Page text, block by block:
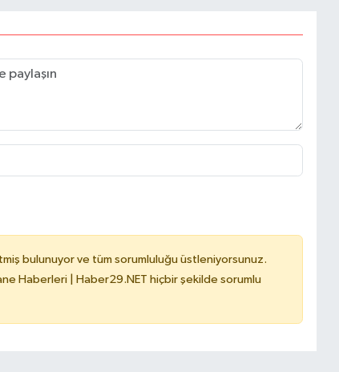
bulunuyor ve tüm sorumluluğu üstleniyorsunuz.
Haberleri | Haber29.NET hiçbir şekilde sorumlu